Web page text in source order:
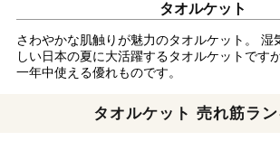
タオルケット
さわやかな肌触りが魅力のタオルケット。 湿
しい日本の夏に大活躍するタオルケットです
一年中使える優れものです。
タオルケット 売れ筋ラ